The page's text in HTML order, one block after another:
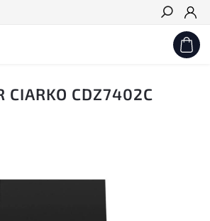
Hledat
CIARKO CDZ7402C